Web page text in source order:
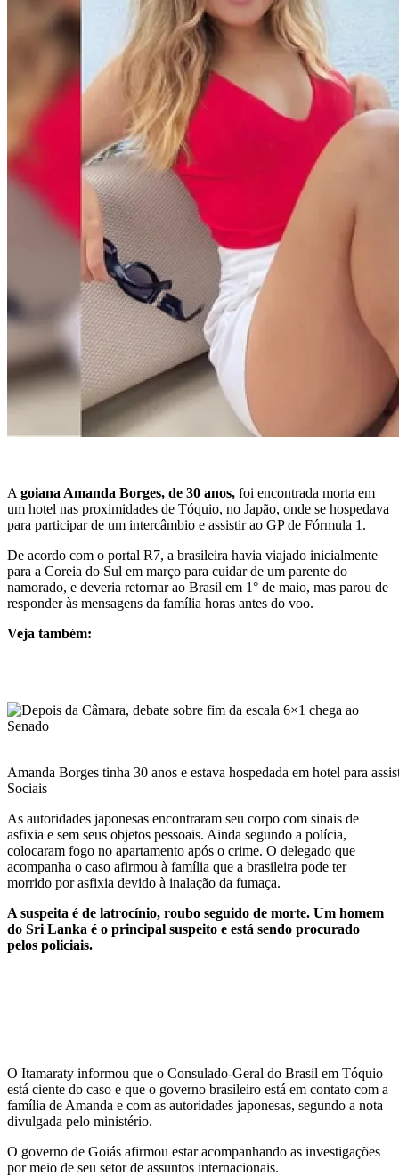
A goiana Amanda Borges, de 30 anos, foi encontrada morta em
um hotel nas proximidades de Tóquio, no Japão, onde se hospedava
para participar de um intercâmbio e assistir ao GP de Fórmula 1.
De acordo com o portal R7, a brasileira havia viajado inicialmente
para a Coreia do Sul em março para cuidar de um parente do
namorado, e deveria retornar ao Brasil em 1° de maio, mas parou de
responder às mensagens da família horas antes do voo.
Veja também:
Amanda Borges tinha 30 anos e estava hospedada em hotel para
Sociais
As autoridades japonesas encontraram seu corpo com sinais de
asfixia e sem seus objetos pessoais. Ainda segundo a polícia,
colocaram fogo no apartamento após o crime. O delegado que
acompanha o caso afirmou à família que a brasileira pode ter
morrido por asfixia devido à inalação da fumaça.
A suspeita é de latrocínio, roubo seguido de morte. Um homem
do Sri Lanka é o principal suspeito e está sendo procurado
pelos policiais.
O Itamaraty informou que o Consulado-Geral do Brasil em Tóquio
está ciente do caso e que o governo brasileiro está em contato com a
família de Amanda e com as autoridades japonesas, segundo a nota
divulgada pelo ministério.
O governo de Goiás afirmou estar acompanhando as investigações
por meio de seu setor de assuntos internacionais.